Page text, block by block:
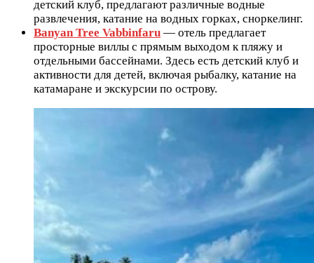
детский клуб, предлагают различные водные
развлечения, катание на водных горках, сноркелинг.
Banyan Tree Vabbinfaru — отель предлагает
просторные виллы с прямым выходом к пляжу и
отдельными бассейнами. Здесь есть детский клуб и
активности для детей, включая рыбалку, катание на
катамаране и экскурсии по острову.